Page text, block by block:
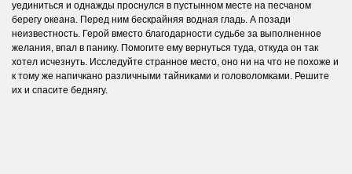
уединиться и однажды проснулся в пустынном месте на песчаном
берегу океана. Перед ним бескрайняя водная гладь. А позади
неизвестность. Герой вместо благодарности судьбе за выполненное
желания, впал в панику. Помогите ему вернуться туда, откуда он так
хотел исчезнуть. Исследуйте странное место, оно ни на что не похоже и
к тому же напичкано различными тайниками и головоломками. Решите
их и спасите беднягу.